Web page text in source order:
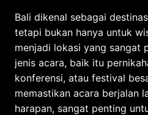
Bali dikenal sebagai
tetapi bukan hanya untuk
menjadi lokasi yang sangat
jenis acara, baik itu
konferensi, atau festival
memastikan acara berjalan
harapan, sangat penting